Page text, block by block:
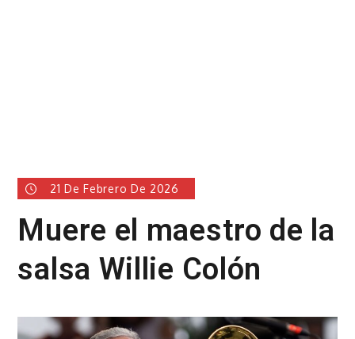
21 De Febrero De 2026
Muere el maestro de la
salsa Willie Colón